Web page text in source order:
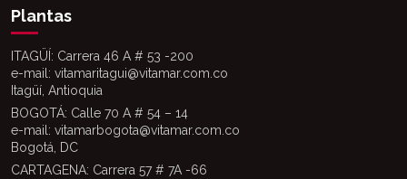
Plantas
ITAGÜÍ: Carrera 46 A # 53 -200
e-mail: vitamaritagui@vitamar.com.co
Itagüí, Antioquia
BOGOTÁ: Calle 70 A # 54 – 14
e-mail: vitamarbogota@vitamar.com.co
Bogotá, DC
CARTAGENA: Carrera 57 # 7A -66